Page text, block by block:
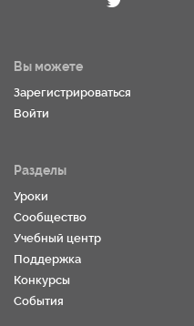
Вы можете
Зарегистрироваться
Войти
Разделы
Уроки
Сообщество
Учебный центр
Поддержка
Конкурсы
События